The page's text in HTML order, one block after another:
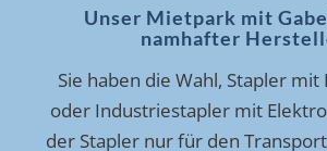
Unser Mietpark mit
namhafter
Sie haben die Wahl, Stapler
oder Industriestapler mit
der Stapler nur für den